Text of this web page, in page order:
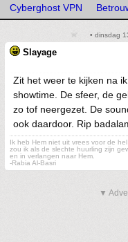
Cyberghost VPN
• dinsdag
Slayage
Zit het weer te kijken na
showtime. De sfeer, de
zo tof neergezet. De
ook daardoor. Rip
Ik heb Hem niet uit vrees voor de
zou ik als de slechte huurling zijn
en in verlangen naar Hem.
-Rabia Al-Basri
▼